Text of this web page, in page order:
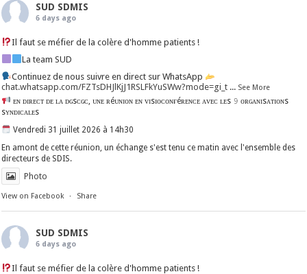
SUD SDMIS
6 days ago
Il faut se méfier de la colère d'homme patients !
La team SUD
Continuez de nous suivre en direct sur WhatsApp
chat.whatsapp.com/FZTsDHJlKjJ1RSLFkYuSWw?mode=gi_t
ᴇɴ ᴅɪʀᴇᴄᴛ ᴅᴇ ʟᴀ ᴅɢsᴄɢᴄ, ᴜɴᴇ ʀéᴜɴɪᴏɴ ᴇɴ ᴠɪsɪᴏᴄᴏɴғéʀᴇɴᴄᴇ ᴀᴠᴇᴄ ʟᴇs 𝟿 ᴏʀɢᴀɴɪsᴀᴛɪᴏɴs
sʏɴᴅɪᴄᴀʟᴇs
Vendredi 31 juillet 2026 à 14h30
En amont de cette réunion, un échange s'est tenu ce matin avec l'ensemble des
directeurs de SDIS.
... See More
Photo
View on Facebook · Share
SUD SDMIS
6 days ago
Il faut se méfier de la colère d'homme patients !